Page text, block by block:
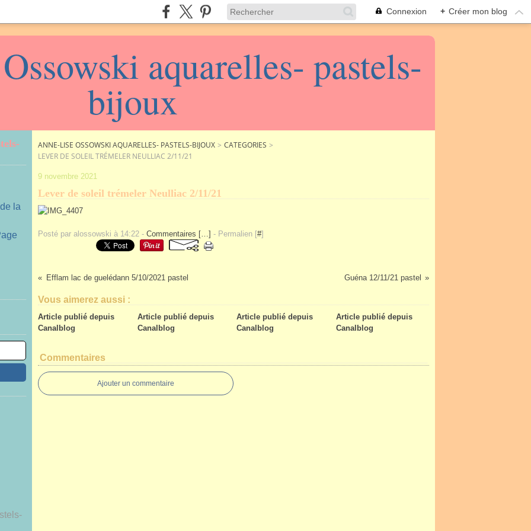
Connexion + Créer mon blog
aquarelles- pastels-
bijoux
la
ANNE-LISE OSSOWSKI AQUARELLES- PASTELS-BIJOUX > CATEGORIES >
LEVER DE SOLEIL TRÉMELER NEULLIAC 2/11/21
9 novembre 2021
Lever de soleil trémeler Neulliac 2/11/21
Posté par alossowski à 14:22 - Commentaires […] - Permalien [#]
Efflam lac de guelédann 5/10/2021 pastel Guéna 12/11/21 pastel
Vous aimerez aussi :
Article publié depuis
Canalblog
Article publié depuis
Canalblog
Article publié depuis
Canalblog
Article publié depuis
Canalblog
Commentaires
Ajouter un commentaire